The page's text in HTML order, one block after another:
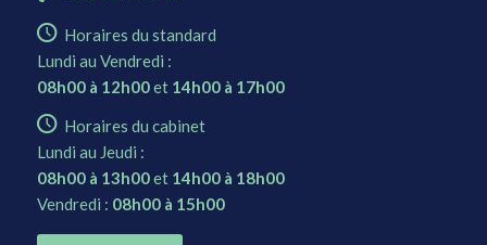
Horaires du standard
Lundi au Vendredi :
08h00 à 12h00et 14h00 à 17h00
Horaires du cabinet
Lundi au Jeudi :
08h00 à 13h00et 14h00 à 18h00
Vendredi : 08h00 à 15h00